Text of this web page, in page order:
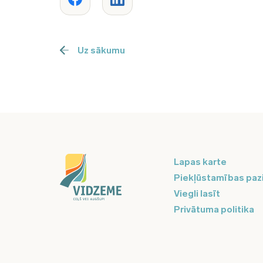
Uz sākumu
Lapas karte
Piekļūstamības
Viegli lasīt
Privātuma politika